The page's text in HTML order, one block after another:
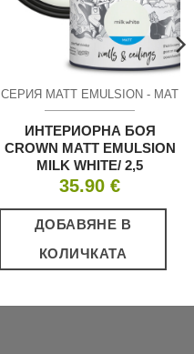
СЕРИЯ MATT EMULSION - МАТ
ИНТЕРИОРНА БОЯ
CROWN MATT EMULSION
MILK WHITE/ 2,5
35.90 €
ДОБАВЯНЕ В
КОЛИЧКАТА